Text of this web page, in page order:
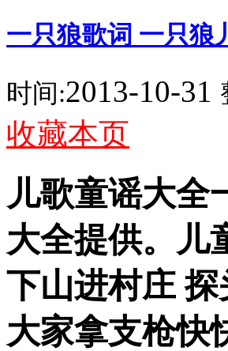
一只狼歌词 一只狼
时间:2013-10-31
收藏本页
儿歌童谣大全
大全提供。儿
下山进村庄
大家拿支枪快